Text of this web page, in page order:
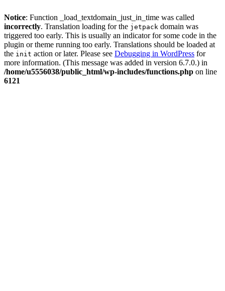
Notice: Function _load_textdomain_just_in_time was called
incorrectly. Translation loading for the jetpack domain was
triggered too early. This is usually an indicator for some code in the
plugin or theme running too early. Translations should be loaded at
the init action or later. Please see Debugging in WordPress for
more information. (This message was added in version 6.7.0.) in
/home/u5556038/public_html/wp-includes/functions.php on line
6121